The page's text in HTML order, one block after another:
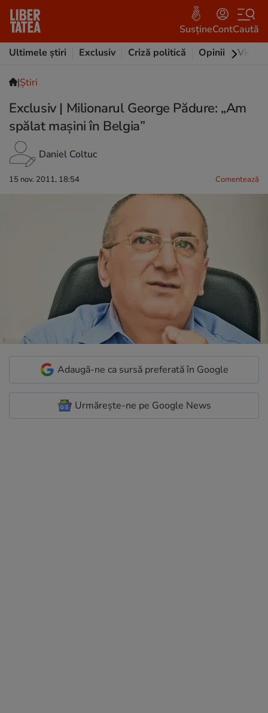
SusțineContCaută
Ultimele știri
Exclusiv Criză politică Opinii Video
|Ştiri
Exclusiv | Milionarul George Pădure: „Am
spălat maşini în Belgia”
Daniel Coltuc
15 nov. 2011, 18:54 Comentează
Adaugă-ne ca sursă preferată în Google
Urmărește-ne pe Google News